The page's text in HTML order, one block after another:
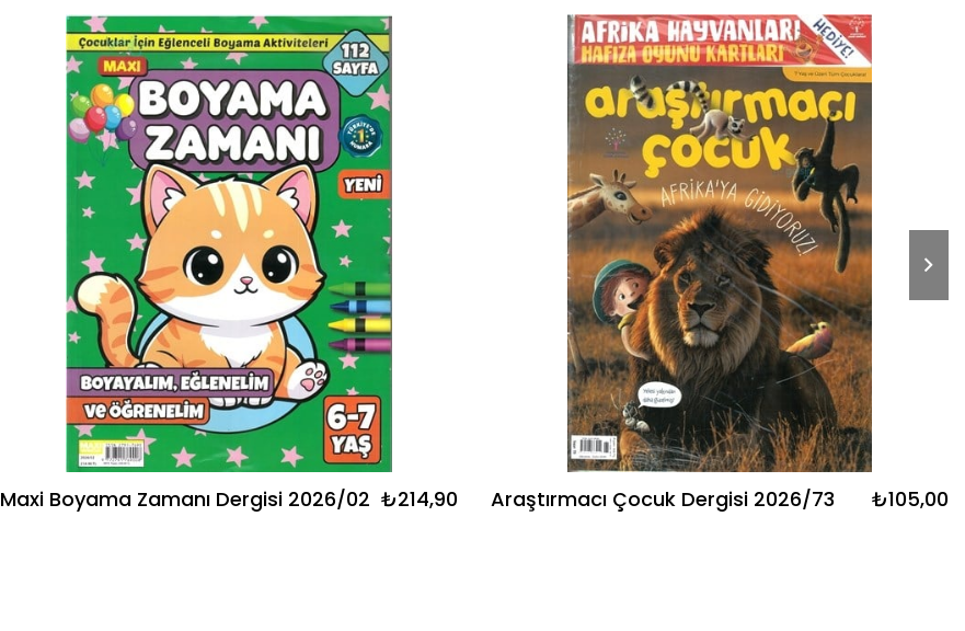
Maxi Boyama Zamanı Dergisi 2026/02 ₺214,90 Araştırmacı Çocuk Dergisi 2026/73 ₺105,00